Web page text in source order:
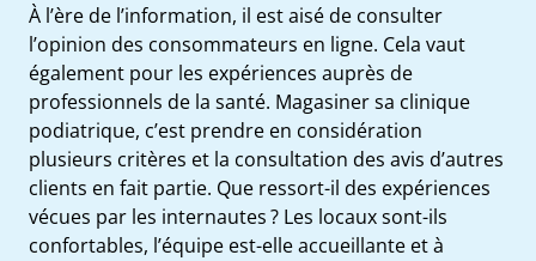
À l’ère de l’information, il est aisé de consulter
l’opinion des consommateurs en ligne. Cela vaut
également pour les expériences auprès de
professionnels de la santé. Magasiner sa clinique
podiatrique, c’est prendre en considération
plusieurs critères et la consultation des avis d’autres
clients en fait partie. Que ressort-il des expériences
vécues par les internautes ? Les locaux sont-ils
confortables, l’équipe est-elle accueillante et à